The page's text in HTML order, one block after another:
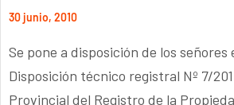
30 junio, 2010
Se pone a disposición de los señores
Disposición técnico registral Nº 7/
Provincial del Registro de la